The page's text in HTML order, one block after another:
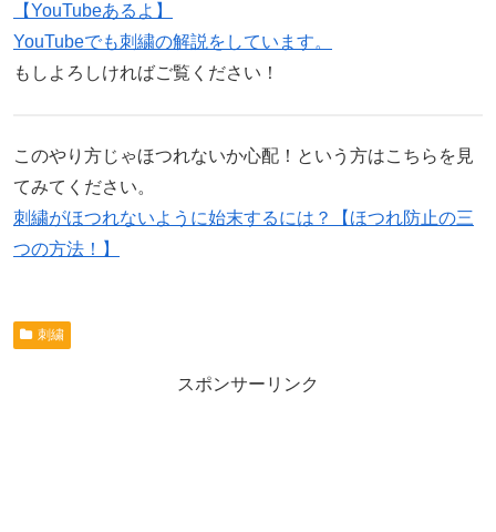
【YouTubeあるよ】
YouTubeでも刺繍の解説をしています。
もしよろしければご覧ください！
このやり方じゃほつれないか心配！という方はこちらを見
てみてください。
刺繍がほつれないように始末するには？【ほつれ防止の三
つの方法！】
刺繍
スポンサーリンク